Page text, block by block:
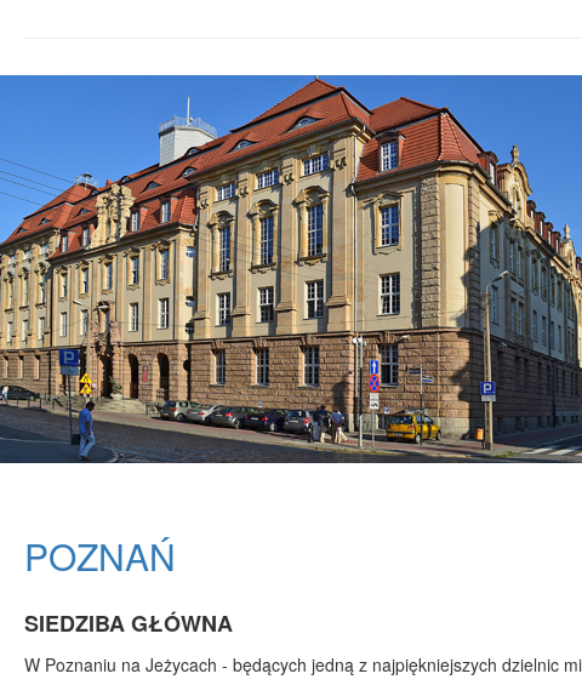
POZNAŃ
SIEDZIBA GŁÓWNA
W Poznaniu na Jeżycach - będących jedną z najpiękniejszych dzielnic